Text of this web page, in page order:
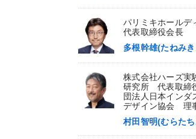
パリミキホールデ
代表取締役会長
多根幹雄(たねみ
株式会社ハーズ実
研究所 代表取締
団法人日本インダ
デザイン協会 理
村田智明(むらた